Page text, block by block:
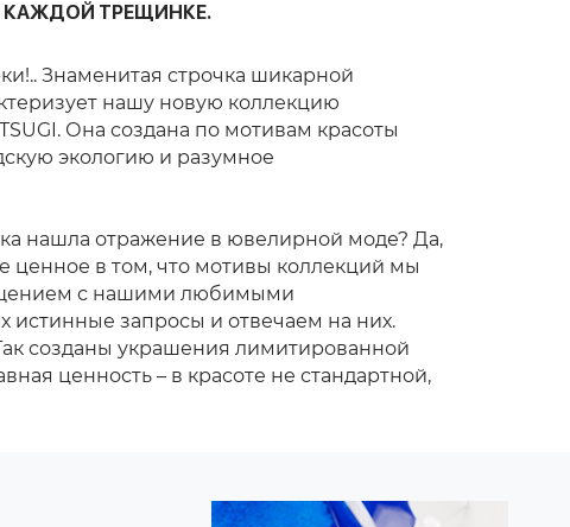
КАЖДОЙ ТРЕЩИНКЕ.
Знаменитая строчка шикарной
нашу новую коллекцию
Она создана по мотивам красоты
экологию и разумное
нашла отражение в ювелирной моде? Да,
ценное в том, что мотивы коллекций мы
с нашими любимыми
истинные запросы и отвечаем на них.
созданы украшения лимитированной
ценность – в красоте не стандартной,